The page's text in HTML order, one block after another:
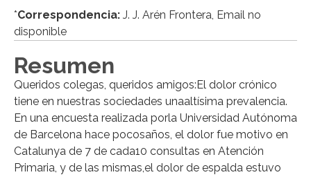
*Correspondencia: J. J. Arén Frontera, Email no
disponible
Resumen
Queridos colegas, queridos amigos:El dolor crónico
tiene en nuestras sociedades unaaltísima prevalencia.
En una encuesta realizada porla Universidad Autónoma
de Barcelona hace pocosaños, el dolor fue motivo en
Catalunya de 7 de cada10 consultas en Atención
Primaria, y de las mismas,el dolor de espalda estuvo